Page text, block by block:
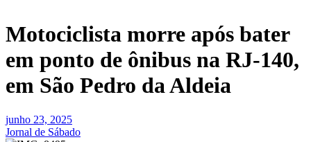
Motociclista morre após bater
em ponto de ônibus na RJ-140,
em São Pedro da Aldeia
junho 23, 2025
Jornal de Sábado